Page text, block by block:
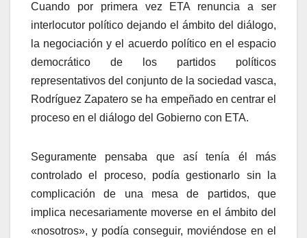
Cuando por primera vez ETA renuncia a ser
interlocutor polí­tico dejando el ámbito del diálogo,
la negociación y el acuerdo polí­tico en el espacio
democrático de los partidos polí­ticos
representativos del conjunto de la sociedad vasca,
Rodrí­guez Zapatero se ha empeñado en centrar el
proceso en el diálogo del Gobierno con ETA.
Seguramente pensaba que así­ tení­a él más
controlado el proceso, podí­a gestionarlo sin la
complicación de una mesa de partidos, que
implica necesariamente moverse en el ámbito del
«nosotros», y podí­a conseguir, moviéndose en el